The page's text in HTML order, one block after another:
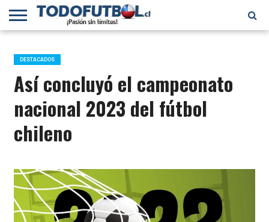
PRIMERA
B
SELECCIÓN
CHILENA
CHILENOS
EN EL
MUNDO
FÚTBOL
INTERNACIONAL
DESTACADOS
Así concluyó el campeonato
nacional 2023 del fútbol
chileno